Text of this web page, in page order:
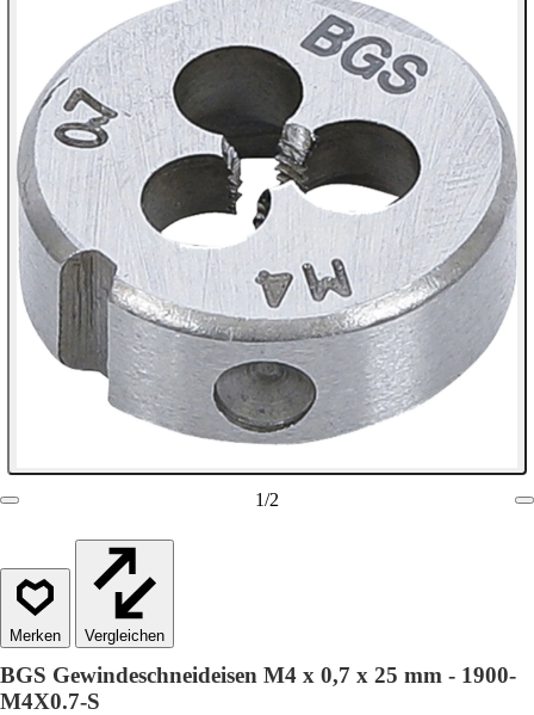
1/2
Vergleichen
BGS Gewindeschneideisen M4 x 0,7 x 25 mm - 1900-
M4X0.7-S